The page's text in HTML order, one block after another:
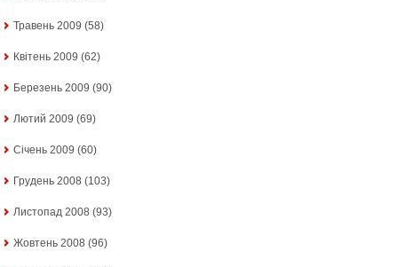
Травень 2009 (58)
Квітень 2009 (62)
Березень 2009 (90)
Лютий 2009 (69)
Січень 2009 (60)
Грудень 2008 (103)
Листопад 2008 (93)
Жовтень 2008 (96)